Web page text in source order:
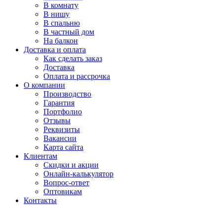
В комнату
В нишу
В спальню
В частный дом
На балкон
Доставка и оплата
Как сделать заказ
Доставка
Оплата и рассрочка
О компании
Производство
Гарантия
Портфолио
Отзывы
Реквизиты
Вакансии
Карта сайта
Клиентам
Скидки и акции
Онлайн-калькулятор
Вопрос-ответ
Оптовикам
Контакты